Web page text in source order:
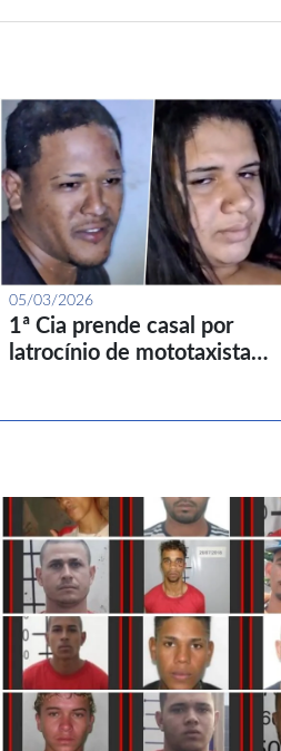
05/03/2026
1ª Cia prende casal por
latrocínio de mototaxista…